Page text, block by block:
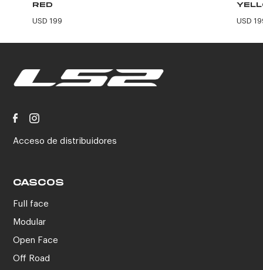
RED
USD 199 USD
Acceso de distribuidores
CASCOS
Full face
Modular
Open Face
Off Road